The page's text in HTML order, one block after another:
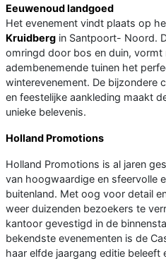
Eeuwenoud landgoed
Het evenement vindt plaats op
Kruidberg in Santpoort- Noord.
omringd door bos en duin, vormt
adembenemende tuinen het
winterevenement. De bijzondere
en feestelijke aankleding maakt
unieke belevenis.
Holland Promotions
Holland Promotions is al jaren
van hoogwaardige en sfeervolle
buitenland. Met oog voor detail
weer duizenden bezoekers te
kantoor gevestigd in de
bekendste evenementen is de
haar elfde jaargang editie beleeft